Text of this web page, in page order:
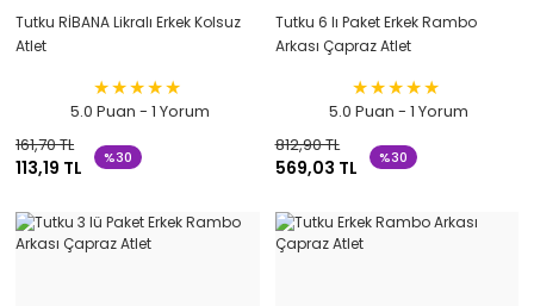
Tutku RİBANA Likralı Erkek Kolsuz
Atlet
5.0 Puan - 1 Yorum
161,70 TL
113,19 TL %30
Tutku 6 lı Paket Erkek Rambo
Arkası Çapraz Atlet
5.0 Puan - 1 Yorum
812,90 TL
569,03 TL %30